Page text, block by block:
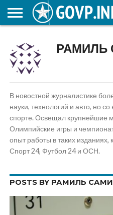
ОБЩЕСТВО
ЭКОНОМИКА
ПОЛИТИКА
ПРОИСШЕСТВИЯ
НАУКА И
ОБРАЗОВАНИЕ
КУЛЬТУРА
ЖКХ
СПОРТ
АВТОРСКОЕ
ИНТЕРЕСНОЕРАМИЛЬ
В новостной журналистике
науки, технологий и авто, но
спорте. Освещал крупнейшие
Олимпийские игры и
опыт работы в таких изданиях,
Спорт 24, Футбол 24 и ОСН.
POSTS BY РАМИЛЬ